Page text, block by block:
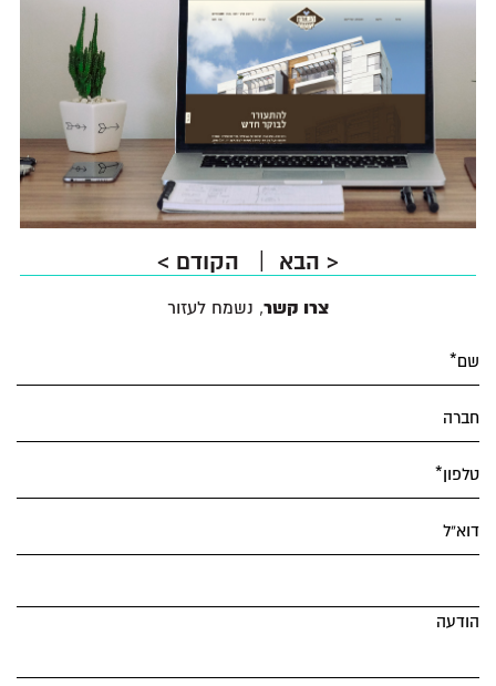
< הבא הקודם >
צרו קשר, נשמח לעזור
שם*
חברה
טלפון*
דוא”ל
הודעה